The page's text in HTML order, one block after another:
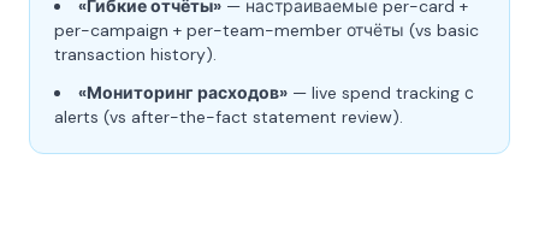
«Гибкие отчёты» — настраиваемые per-card +
per-campaign + per-team-member отчёты (vs basic
transaction history).
«Мониторинг расходов» — live spend tracking с
alerts (vs after-the-fact statement review).